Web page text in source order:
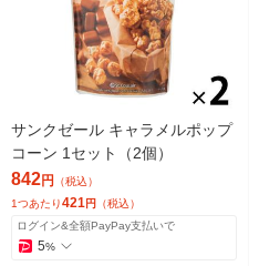
サンクゼール キャラメルポップ
コーン 1セット（2個）
842円 （税込）
1つあたり421円 （税込）
ログイン&全額PayPay支払いで
5%